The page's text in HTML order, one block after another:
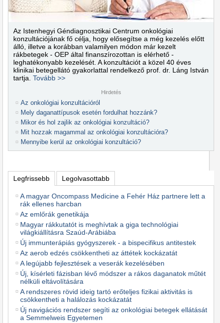
Az Istenhegyi Géndiagnosztikai Centrum onkológiai
konzultációjának fő célja, hogy elősegítse a még kezelés előtt
álló, illetve a korábban valamilyen módon már kezelt
rákbetegek - OEP által finanszírozottan is elérhető -
leghatékonyabb kezelését. A konzultációt a közel 40 éves
klinikai betegellátó gyakorlattal rendelkező prof. dr. Láng István
tartja. Tovább >>
Hirdetés
Az onkológiai konzultációról
Mely daganattípusok esetén fordulhat hozzánk?
Mikor és hol zajlik az onkológiai konzultáció?
Mit hozzak magammal az onkológiai konzultációra?
Mennyibe kerül az onkológiai konzultáció?
Legfrissebb Legolvasottabb
A magyar Oncompass Medicine a Fehér Ház partnere lett a
rák ellenes harcban
Az emlőrák genetikája
Magyar rákkutatót is meghívtak a giga technológiai
világkiállításra Szaúd-Arábiába
Új immunterápiás gyógyszerek - a bispecifikus antitestek
Az aerob edzés csökkentheti az áttétek kockázatát
A legújabb fejlesztések a veserák kezelésében
Új, kísérleti fázisban lévő módszer a rákos daganatok műtét
nélküli eltávolítására
A rendszeres rövid ideig tartó erőteljes fizikai aktivitás is
csökkentheti a halálozás kockázatát
Új navigációs rendszer segíti az onkológiai betegek ellátását
a Semmelweis Egyetemen